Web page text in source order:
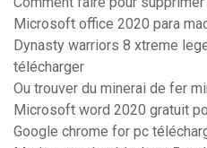
Microsoft office 2020 para
Dynasty warriors 8 xtreme
télécharger
Ou trouver du minerai de fer
Microsoft word 2020 gratuit
Google chrome for pc